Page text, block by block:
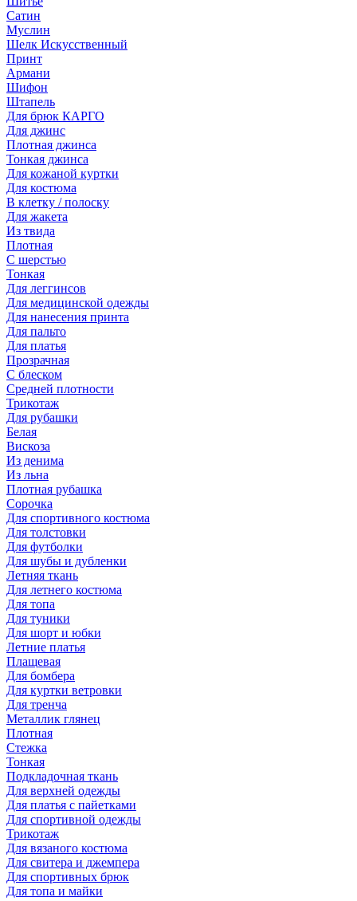
Сатин
Муслин
Шелк Искусственный
Принт
Армани
Шифон
Штапель
Для брюк КАРГО
Для джинс
Плотная джинса
Тонкая джинса
Для кожаной куртки
Для костюма
В клетку / полоску
Для жакета
Из твида
Плотная
С шерстью
Тонкая
Для леггинсов
Для медицинской одежды
Для нанесения принта
Для пальто
Для платья
Прозрачная
С блеском
Средней плотности
Трикотаж
Для рубашки
Белая
Вискоза
Из денима
Из льна
Плотная рубашка
Сорочка
Для спортивного костюма
Для толстовки
Для футболки
Для шубы и дубленки
Летняя ткань
Для летнего костюма
Для топа
Для туники
Для шорт и юбки
Летние платья
Плащевая
Для бомбера
Для куртки ветровки
Для тренча
Металлик глянец
Плотная
Стежка
Тонкая
Подкладочная ткань
Для верхней одежды
Для платья с пайетками
Для спортивной одежды
Трикотаж
Для вязаного костюма
Для свитера и джемпера
Для спортивных брюк
Для топа и майки